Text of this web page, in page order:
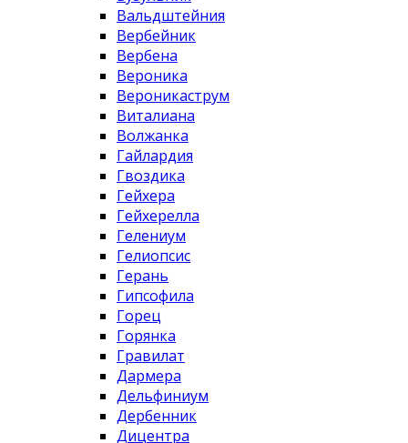
Вальдштейния
Вербейник
Вербена
Вероника
Вероникаструм
Виталиана
Волжанка
Гайлардия
Гвоздика
Гейхера
Гейхерелла
Гелениум
Гелиопсис
Герань
Гипсофила
Горец
Горянка
Гравилат
Дармера
Дельфиниум
Дербенник
Дицентра